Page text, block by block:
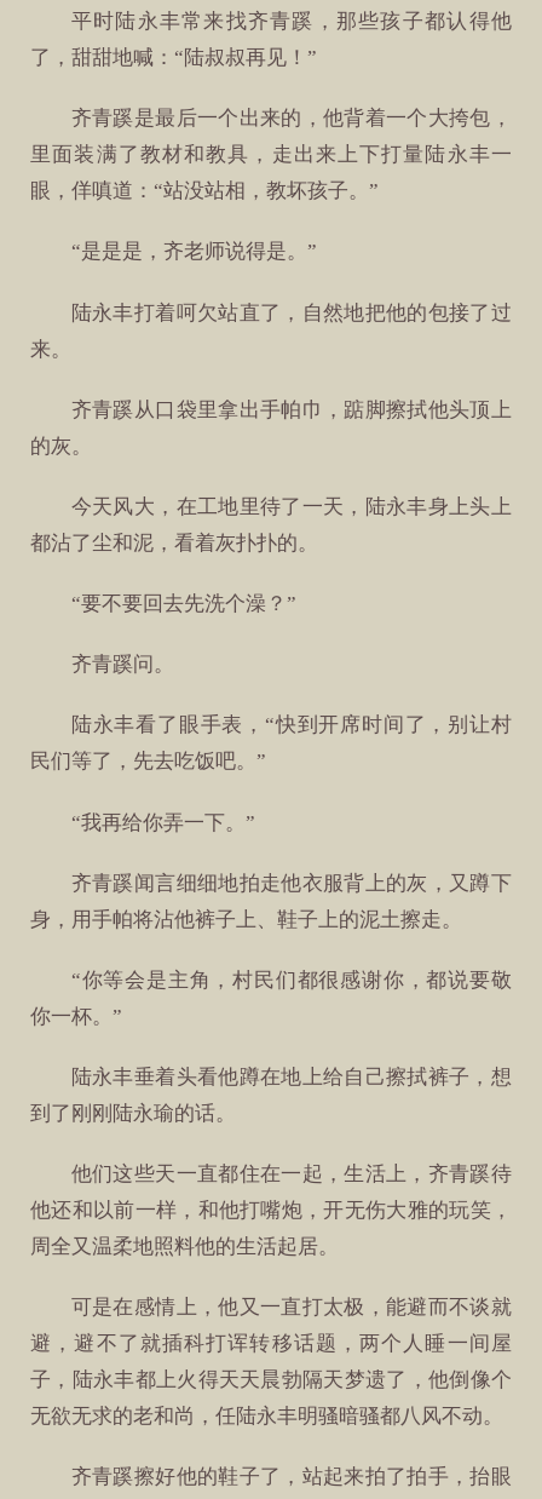
平时陆永丰常来找齐青蹊，那些孩子都认得他
了，甜甜地喊：“陆叔叔再见！”
齐青蹊是最后一个出来的，他背着一个大挎包，
里面装满了教材和教具，走出来上下打量陆永丰一
眼，佯嗔道：“站没站相，教坏孩子。”
“是是是，齐老师说得是。”
陆永丰打着呵欠站直了，自然地把他的包接了过
来。
齐青蹊从口袋里拿出手帕巾，踮脚擦拭他头顶上
的灰。
今天风大，在工地里待了一天，陆永丰身上头上
都沾了尘和泥，看着灰扑扑的。
“要不要回去先洗个澡？”
齐青蹊问。
陆永丰看了眼手表，“快到开席时间了，别让村
民们等了，先去吃饭吧。”
“我再给你弄一下。”
齐青蹊闻言细细地拍走他衣服背上的灰，又蹲下
身，用手帕将沾他裤子上、鞋子上的泥土擦走。
“你等会是主角，村民们都很感谢你，都说要敬
你一杯。”
陆永丰垂着头看他蹲在地上给自己擦拭裤子，想
到了刚刚陆永瑜的话。
他们这些天一直都住在一起，生活上，齐青蹊待
他还和以前一样，和他打嘴炮，开无伤大雅的玩笑，
周全又温柔地照料他的生活起居。
可是在感情上，他又一直打太极，能避而不谈就
避，避不了就插科打诨转移话题，两个人睡一间屋
子，陆永丰都上火得天天晨勃隔天梦遗了，他倒像个
无欲无求的老和尚，任陆永丰明骚暗骚都八风不动。
齐青蹊擦好他的鞋子了，站起来拍了拍手，抬眼